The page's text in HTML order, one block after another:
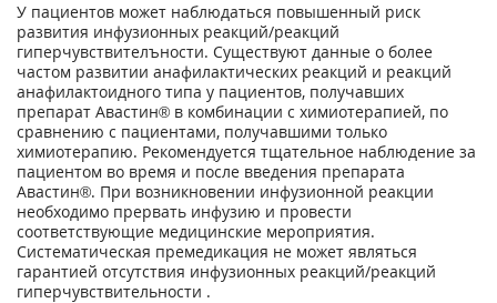
У пациентов может наблюдаться повышенный риск
развития инфузионных реакций/реакций
гиперчувствителъности. Существуют данные о более
частом развитии анафилактических реакций и реакций
анафилактоидного типа у пациентов, получавших
препарат Авастин® в комбинации с химиотерапией, по
сравнению с пациентами, получавшими только
химиотерапию. Рекомендуется тщательное наблюдение за
пациентом во время и после введения препарата
Авастин®. При возникновении инфузионной реакции
необходимо прервать инфузию и провести
соответствующие медицинские мероприятия.
Систематическая премедикация не может являться
гарантией отсутствия инфузионных реакций/реакций
гиперчувствительности .